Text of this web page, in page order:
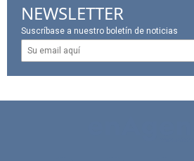
NEWSLETTER
Suscríbase a nuestro boletín de noticias